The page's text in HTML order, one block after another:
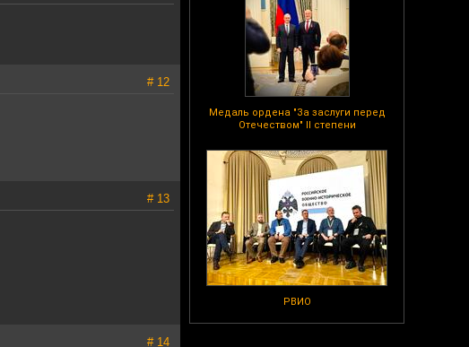
Медаль ордена "За заслуги перед
Отечеством" II степени
РВИО
# 12
# 13
# 14